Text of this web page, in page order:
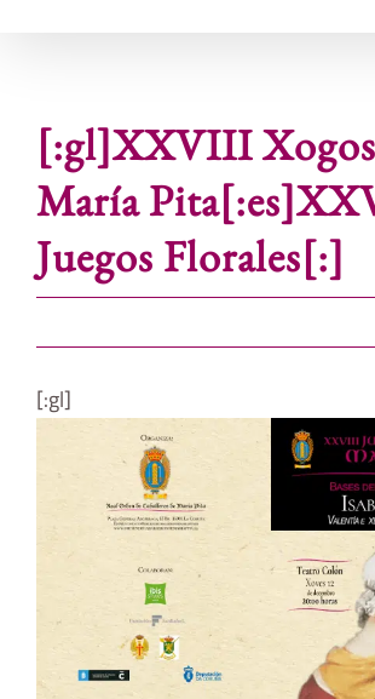
[:gl]XXVIII
María
Juegos Florales[:]
[:gl]